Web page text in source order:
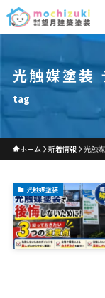
光触媒塗装
tag
ホーム 新着情報 光触
光触媒塗装